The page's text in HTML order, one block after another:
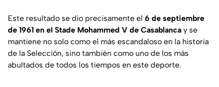
Este resultado se dio precisamente el 6 de septiembre
de 1961 en el Stade Mohammed V de Casablanca y se
mantiene no solo como el más escandaloso en la historia
de la Selección, sino también como uno de los más
abultados de todos los tiempos en este deporte.